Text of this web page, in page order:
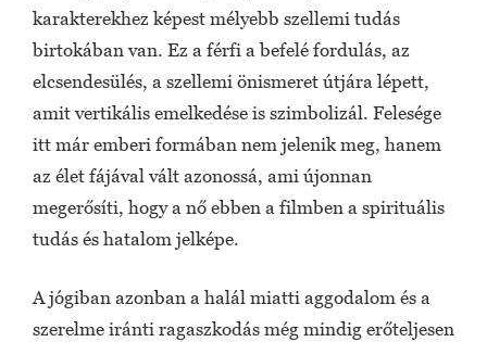
karakterekhez képest mélyebb szellemi tudás
birtokában van. Ez a férfi a befelé fordulás, az
elcsendesülés, a szellemi önismeret útjára lépett,
amit vertikális emelkedése is szimbolizál. Felesége
itt már emberi formában nem jelenik meg, hanem
az élet fájával vált azonossá, ami újonnan
megerősíti, hogy a nő ebben a filmben a spirituális
tudás és hatalom jelképe.
A jógiban azonban a halál miatti aggodalom és a
szerelme iránti ragaszkodás még mindig erőteljesen